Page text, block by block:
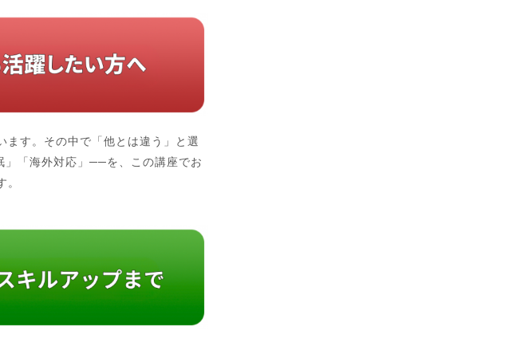
ます。その中で「他とは違う」と選
「海外対応」──を、この講座でお
。